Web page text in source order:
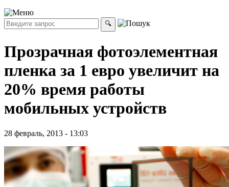
Прозрачная фотоэлементная
пленка за 1 евро увеличит на
20% время работы
мобильных устройств
28 февраль, 2013 - 13:03